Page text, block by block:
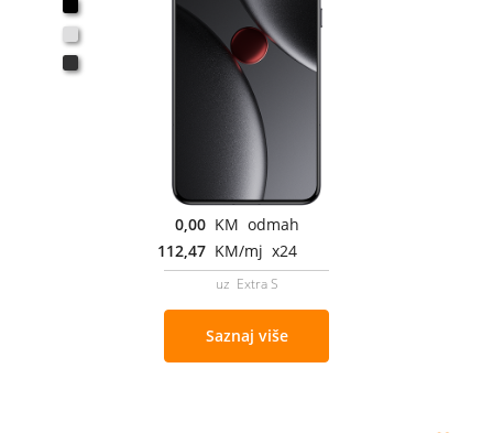
0,00 KM odmah
112,47 KM/mj x24
uz Extra S
Saznaj više